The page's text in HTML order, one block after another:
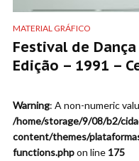
MATERIAL GRÁFICO
Festival de
Edição – 1991 –
Warning: A non-numeric
/home/storage/9/08/b2/
content/themes/
functions.phpon line 175